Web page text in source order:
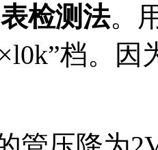
检测法。
档。因